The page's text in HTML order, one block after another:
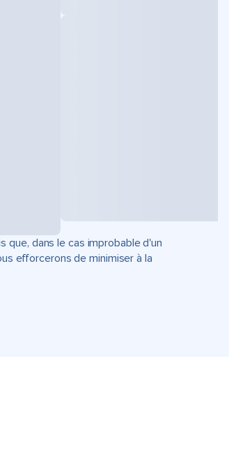
que, dans le cas improbable d'un
efforcerons de minimiser à la